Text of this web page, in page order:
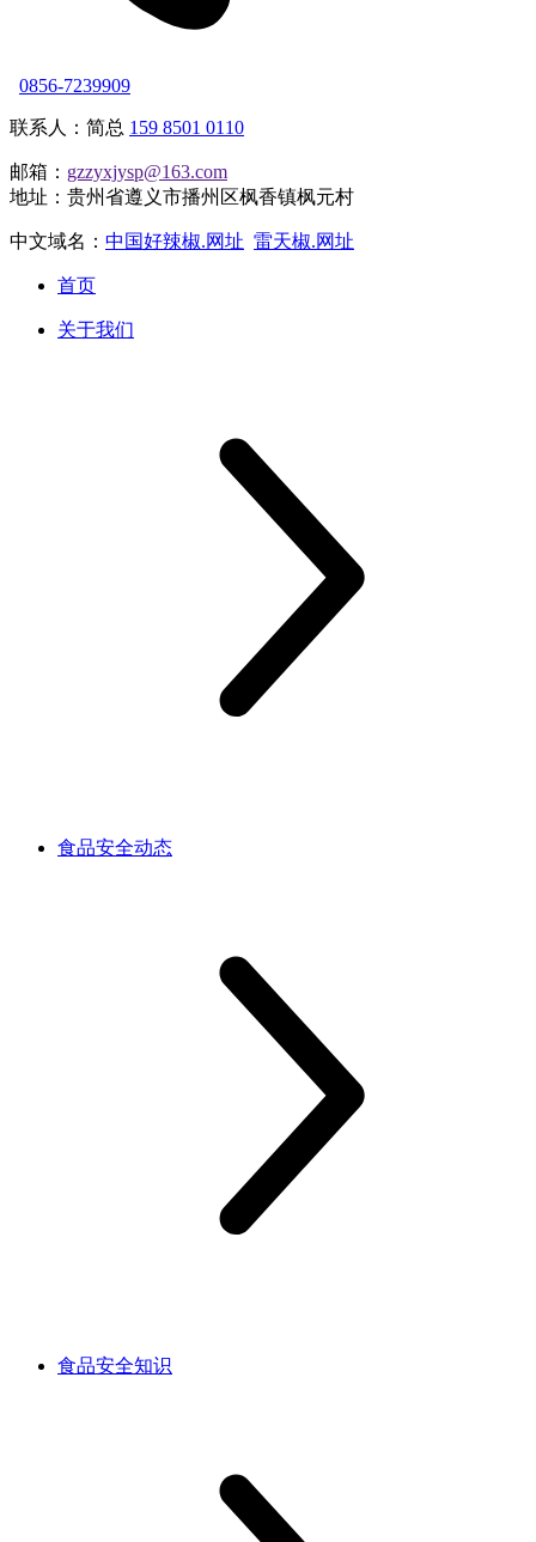
0856-7239909
联系人：简总 159 8501 0110
邮箱： gzzyxjysp@163.com
地址：贵州省遵义市播州区枫香镇枫元村
中文域名： 中国好辣椒.网址 雷天椒.网址
首页
关于我们
食品安全动态
食品安全知识